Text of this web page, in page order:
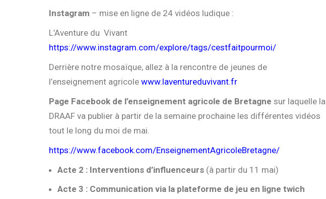
Instagram – mise en ligne de 24 vidéos ludique :
L’Aventure du Vivant
https://www.instagram.com/explore/tags/cestfaitpourmoi/
Derrière notre mosaïque, allez à la rencontre de jeunes de
l’enseignement agricole www.laventureduvivant.fr
Page Facebook de l’enseignement agricole de Bretagne sur laquelle la
DRAAF va publier à partir de la semaine prochaine les différentes vidéos
tout le long du moi de mai.
https://www.facebook.com/EnseignementAgricoleBretagne/
Acte 2 : Interventions d’influenceurs (à partir du 11 mai)
Acte 3 : Communication via la plateforme de jeu en ligne twich